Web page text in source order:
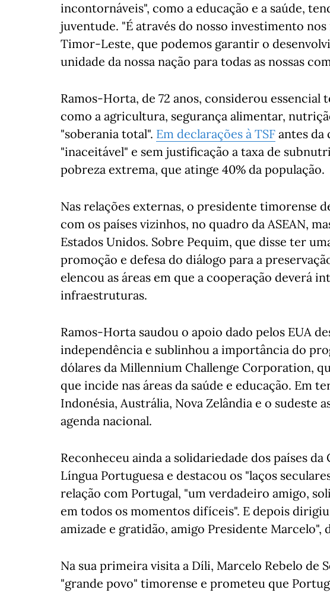
incontornáveis", como a educação e a saúde,
juventude. "É através do nosso investimento
Timor-Leste, que podemos garantir o
unidade da nossa nação para todas as nossas
Ramos-Horta, de 72 anos, considerou essencial
como a agricultura, segurança alimentar,
"soberania total". Em declarações à TSF antes da
"inaceitável" e sem justificação a taxa de
pobreza extrema, que atinge 40% da população.
Nas relações externas, o presidente timorense
com os países vizinhos, no quadro da ASEAN,
Estados Unidos. Sobre Pequim, que disse ter
promoção e defesa do diálogo para a
elencou as áreas em que a cooperação deverá
infraestruturas.
Ramos-Horta saudou o apoio dado pelos EUA
independência e sublinhou a importância do
dólares da Millennium Challenge Corporation,
que incide nas áreas da saúde e educação. Em
Indonésia, Austrália, Nova Zelândia e o sudeste
agenda nacional.
Reconheceu ainda a solidariedade dos países da
Língua Portuguesa e destacou os "laços
relação com Portugal, "um verdadeiro amigo,
em todos os momentos difíceis". E depois
amizade e gratidão, amigo Presidente Marcelo",
Na sua primeira visita a Díli, Marcelo Rebelo de
"grande povo" timorense e prometeu que